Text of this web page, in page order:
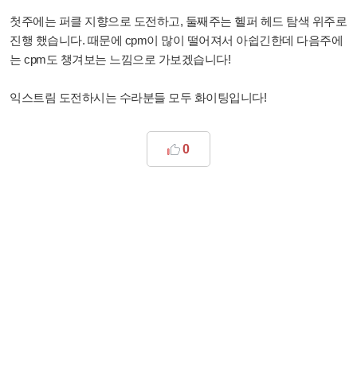
첫주에는 퍼클 지향으로 도전하고, 둘째주는 헬퍼 헤드 탐색 위주로
진행 했습니다. 때문에 cpm이 많이 떨어져서 아쉽긴한데 다음주에
는 cpm도 챙겨보는 느낌으로 가보겠습니다!
익스트림 도전하시는 수라분들 모두 화이팅입니다!
0